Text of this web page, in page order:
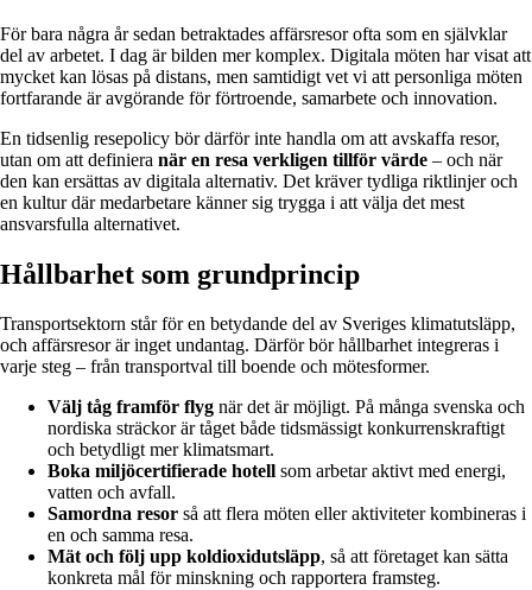
För bara några år sedan betraktades affärsresor ofta som en självklar
del av arbetet. I dag är bilden mer komplex. Digitala möten har visat att
mycket kan lösas på distans, men samtidigt vet vi att personliga möten
fortfarande är avgörande för förtroende, samarbete och innovation.
En tidsenlig resepolicy bör därför inte handla om att avskaffa resor,
utan om att definiera när en resa verkligen tillför värde – och när
den kan ersättas av digitala alternativ. Det kräver tydliga riktlinjer och
en kultur där medarbetare känner sig trygga i att välja det mest
ansvarsfulla alternativet.
Hållbarhet som grundprincip
Transportsektorn står för en betydande del av Sveriges klimatutsläpp,
och affärsresor är inget undantag. Därför bör hållbarhet integreras i
varje steg – från transportval till boende och mötesformer.
Välj tåg framför flyg när det är möjligt. På många svenska och
nordiska sträckor är tåget både tidsmässigt konkurrenskraftigt
och betydligt mer klimatsmart.
Boka miljöcertifierade hotell som arbetar aktivt med energi,
vatten och avfall.
Samordna resor så att flera möten eller aktiviteter kombineras i
en och samma resa.
Mät och följ upp koldioxidutsläpp, så att företaget kan sätta
konkreta mål för minskning och rapportera framsteg.